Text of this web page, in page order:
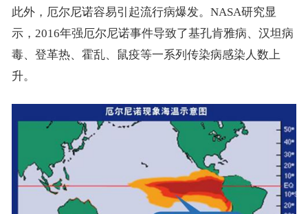
此外，厄尔尼诺容易引起流行病爆发。NASA研究显
示，2016年强厄尔尼诺事件导致了基孔肯雅病、汉坦病
毒、登革热、霍乱、鼠疫等一系列传染病感染人数上
升。